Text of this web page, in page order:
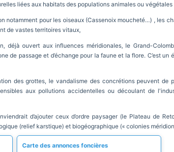
liées aux habitats des populations animales ou végétales
notamment pour les oiseaux (Cassenoix moucheté…) , les
de vastes territoires vitaux,
déjà ouvert aux influences méridionales, le Grand-
de passage et d’échange pour la faune et la flore. C’est
des grottes, le vandalisme des concrétions peuvent
aux pollutions accidentelles ou découlant de
d’ajouter ceux d’ordre paysager (le Plateau de
(relief karstique) et biogéographique (« colonies
Carte des annonces foncières